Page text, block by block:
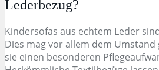
Lederbezug?
Kindersofas aus echtem Leder
Dies mag vor allem dem Umstand
sie einen besonderen